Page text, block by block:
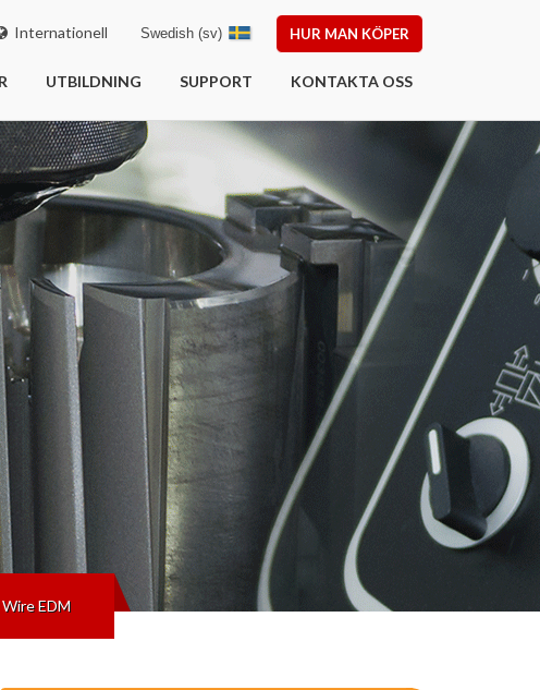
Internationell HUR MAN KÖPER
Swedish (sv)
UTBILDNING SUPPORT KONTAKTA OSS
Wire EDM